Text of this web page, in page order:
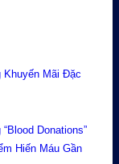
Khuyến Mãi Đặc
Donations”
Hiến Máu Gần